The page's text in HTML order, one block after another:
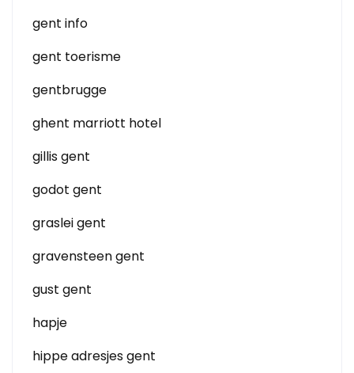
gent info
gent toerisme
gentbrugge
ghent marriott hotel
gillis gent
godot gent
graslei gent
gravensteen gent
gust gent
hapje
hippe adresjes gent